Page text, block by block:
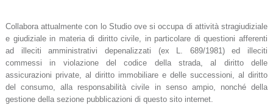
Collabora attualmente con lo Studio ove si occupa di attività stragiudiziale
e giudiziale in materia di diritto civile, in particolare di questioni afferenti
ad illeciti amministrativi depenalizzati (ex L. 689/1981) ed illeciti
commessi in violazione del codice della strada, al diritto delle
assicurazioni private, al diritto immobiliare e delle successioni, al diritto
del consumo, alla responsabilità civile in senso ampio, nonché della
gestione della sezione pubblicazioni di questo sito internet.